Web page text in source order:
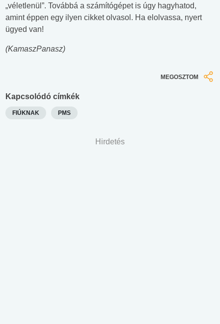
„véletlenül”. Továbbá a számítógépet is úgy hagyhatod,
amint éppen egy ilyen cikket olvasol. Ha elolvassa, nyert
ügyed van!
(KamaszPanasz)
MEGOSZTOM
Kapcsolódó címkék
FIÚKNAK PMS
Hirdetés